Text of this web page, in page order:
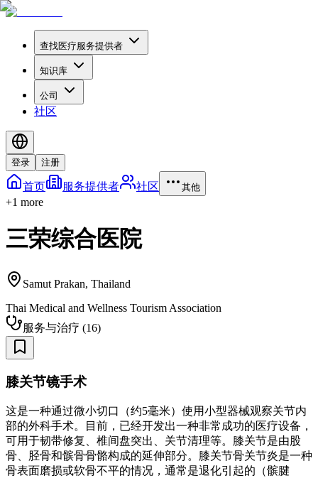
查找医疗服务提供者
知识库
公司
社区
登录 注册
首页 服务提供者 社区 其他
+1 more
三荣综合医院
Samut Prakan, Thailand
Thai Medical and Wellness Tourism Association
服务与治疗 (16)
膝关节镜手术
这是一种通过微小切口（约5毫米）使用小型器械观察关节内
部的外科手术。目前，已经开发出一种非常成功的医疗设备，
可用于韧带修复、椎间盘突出、关节清理等。膝关节是由股
骨、胫骨和髌骨骨骼构成的延伸部分。膝关节骨关节炎是一种
骨表面磨损或软骨不平的情况，通常是退化引起的（髌腱